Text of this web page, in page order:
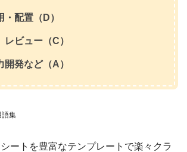
・配置（D）
レビュー（C）
開発など（A）
語集
ートを豊富なテンプレートで楽々クラ